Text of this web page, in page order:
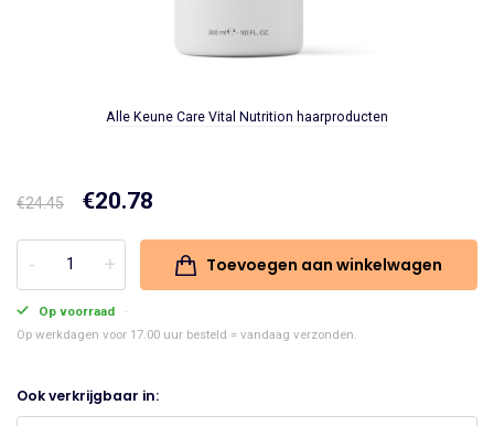
Alle Keune Care Vital Nutrition haarproducten
€24.45
Oorspronkelijke
prijs
was:
€24.45.
€20.78
prijs
is:
€20.78.
Care
Vital
Toevoegen aan winkelwagen
Op voorraad
Op werkdagen voor 17.00 uur besteld = vandaag verzonden.
Ook verkrijgbaar in: